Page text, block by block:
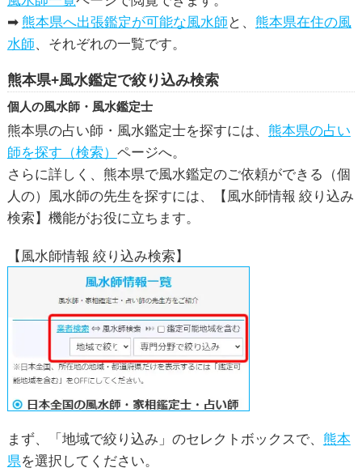
➡熊本県へ出張鑑定が可能な風水師と、 熊本県在住の風
水師、それぞれの一覧です。
熊本県+風水鑑定で絞り込み検索
個人の風水師・風水鑑定士
熊本県の占い師・風水鑑定士を探すには、 熊本県の占い
師を探す（検索） ページへ。
さらに詳しく、熊本県で風水鑑定のご依頼ができる（個
人の）風水師の先生を探すには、【風水師情報 絞り込み
検索】機能がお役に立ちます。
【風水師情報 絞り込み検索】
まず、「地域で絞り込み」のセレクトボックスで、 熊本
県を選択してください。